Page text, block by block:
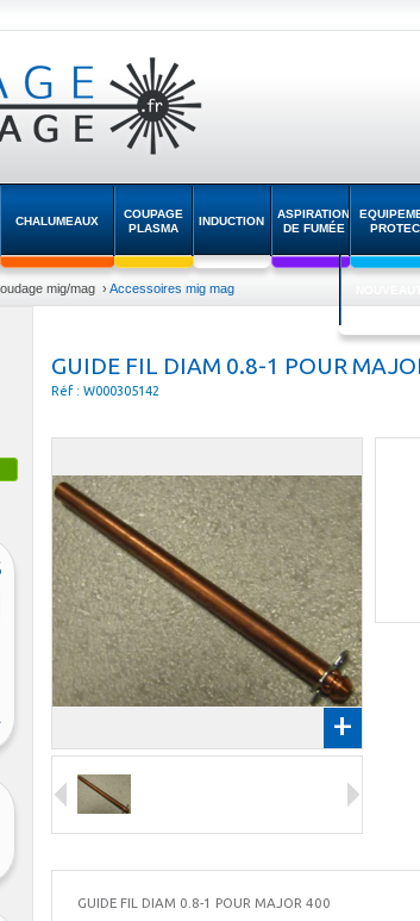
CHALUMEAUX
COUPAGE
PLASMA
INDUCTION
ASPIRATION
DE FUMÉE
mig/mag›Accessoires mig mag
GUIDE FIL DIAM 0.8-1 POUR
Réf : W000305142
+
GUIDE FIL DIAM 0.8-1 POUR MAJOR 400